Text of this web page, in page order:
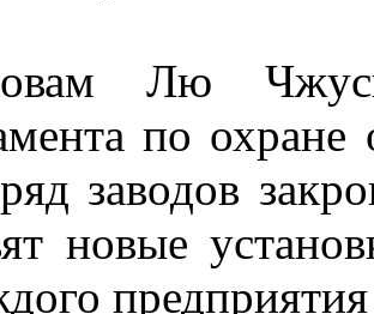
Лю
по
заводов
новые